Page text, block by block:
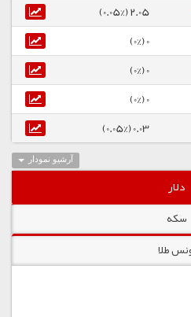
2.05 (0.05%)
0 (0%)
0 (0%)
0 (0%)
0.03 (0.05%)
آرشیو نمودار
دلار
سکه
طلا